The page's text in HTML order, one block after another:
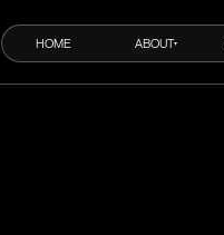
HOME ABOUT